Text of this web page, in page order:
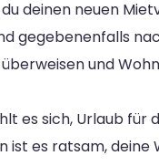
deinen neuen
gegebenenfalls
und
es sich, Urlaub
ist es ratsam,